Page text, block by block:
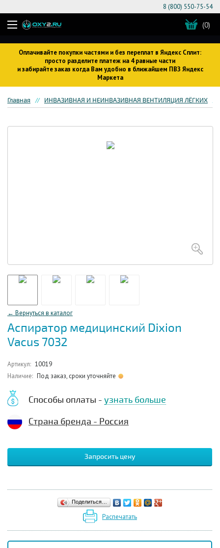
Оплачивайте покупки частями и без переплат в Яндекс Сплит:
просто разделите платеж на 4 равные части
и забирайте заказ когда Вам удобно в ближайшем ПВЗ Яндекс
Маркета
8 (800) 550-75-54
(0)
Главная ИНВАЗИВНАЯ И НЕИНВАЗИВНАЯ ВЕНТИЛЯЦИЯ ЛЁГКИХ
← Вернуться в каталог
Аспиратор медицинский Dixion
Vacus 7032
Артикул: 10019
Наличие: Под заказ, сроки уточняйте
Способы оплаты - узнать больше
Страна бренда - Россия
Запросить цену
Поделиться…
Распечатать